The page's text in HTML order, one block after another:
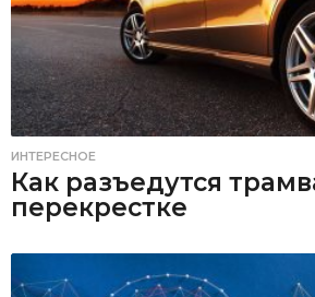
ИНТЕРЕСНОЕ
Как разъедутся
перекрестке